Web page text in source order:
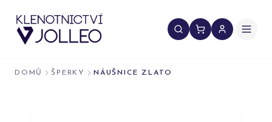
DOMŮ ŠPERKY NÁUŠNICE ZLATO